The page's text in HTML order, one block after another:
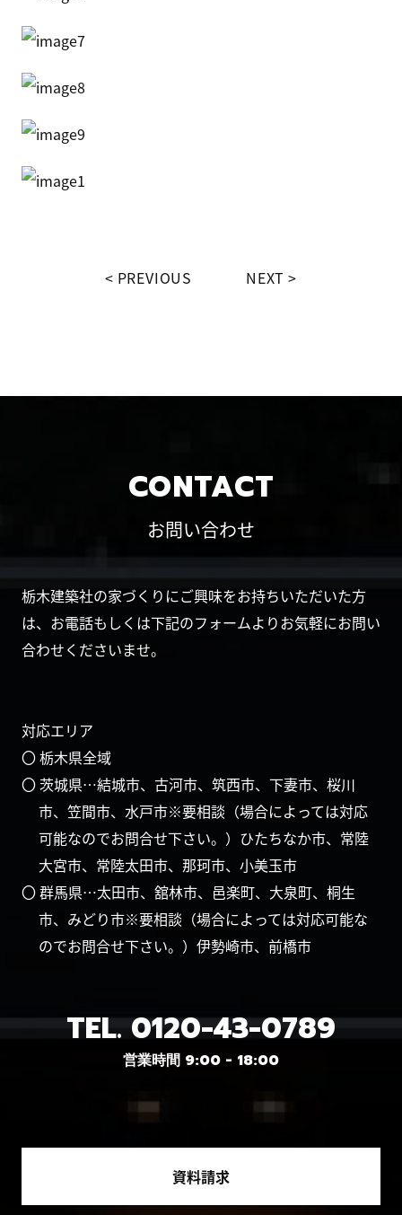
PREVIOUS NEXT
CONTACT
お問い合わせ
栃木建築社の家づくりにご興味をお持ちいただいた方
は、お電話もしくは下記のフォームよりお気軽にお問い
合わせくださいませ。
対応エリア
〇 栃木県全域
〇 茨城県…結城市、古河市、筑西市、下妻市、桜川
市、笠間市、水戸市※要相談（場合によっては対応
可能なのでお問合せ下さい。）ひたちなか市、常陸
大宮市、常陸太田市、那珂市、小美玉市
〇 群馬県…太田市、舘林市、邑楽町、大泉町、桐生
市、みどり市※要相談（場合によっては対応可能な
のでお問合せ下さい。）伊勢崎市、前橋市
TEL. 0120-43-0789
営業時間 9:00 - 18:00
資料請求